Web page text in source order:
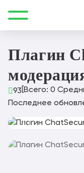
Все для Minecraft
Плагин
93 [Всего: 0
Последнее